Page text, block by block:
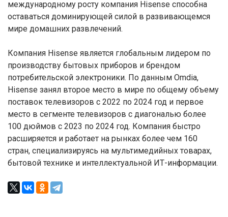
международному росту компания Hisense способна
оставаться доминирующей силой в развивающемся
мире домашних развлечений.
Компания Hisense является глобальным лидером по
производству бытовых приборов и брендом
потребительской электроники. По данным Omdia,
Hisense занял второе место в мире по общему объему
поставок телевизоров с 2022 по 2024 год и первое
место в сегменте телевизоров с диагональю более
100 дюймов с 2023 по 2024 год. Компания быстро
расширяется и работает на рынках более чем 160
стран, специализируясь на мультимедийных товарах,
бытовой технике и интеллектуальной ИТ-информации.